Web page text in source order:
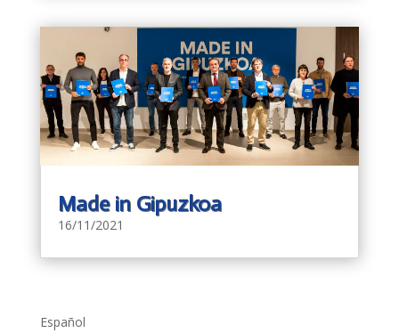
Made in Gipuzkoa
16/11/2021
Español